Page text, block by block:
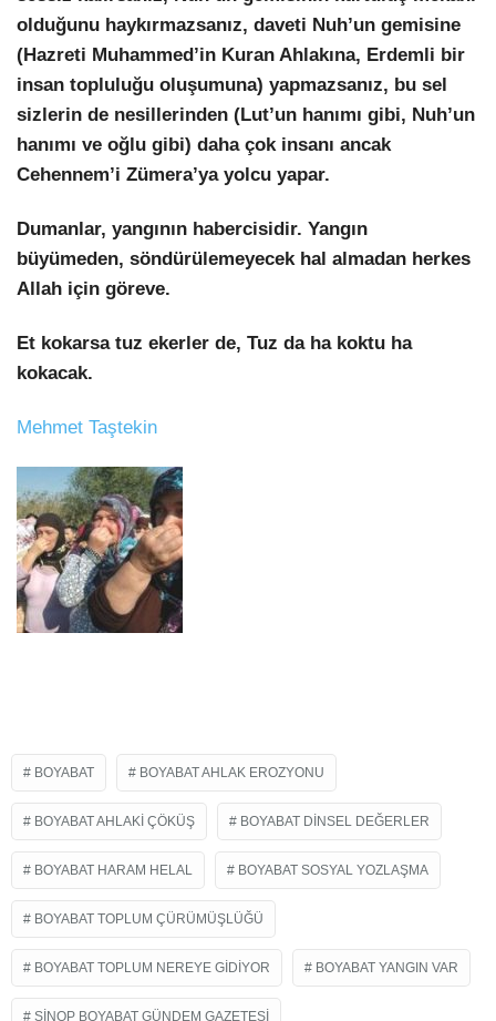
olduğunu haykırmazsanız, daveti Nuh’un gemisine
(Hazreti Muhammed’in Kuran Ahlakına, Erdemli bir
insan topluluğu oluşumuna) yapmazsanız, bu sel
sizlerin de nesillerinden (Lut’un hanımı gibi, Nuh’un
hanımı ve oğlu gibi) daha çok insanı ancak
Cehennem’i Zümera’ya yolcu yapar.
Dumanlar, yangının habercisidir. Yangın
büyümeden, söndürülemeyecek hal almadan herkes
Allah için göreve.
Et kokarsa tuz ekerler de, Tuz da ha koktu ha
kokacak.
Mehmet Taştekin
BOYABAT BOYABAT AHLAK EROZYONU
BOYABAT AHLAKI ÇÖKÜŞ BOYABAT DINSEL DEĞERLER
BOYABAT HARAM HELAL BOYABAT SOSYAL YOZLAŞMA
BOYABAT TOPLUM ÇÜRÜMÜŞLÜĞÜ
BOYABAT TOPLUM NEREYE GIDIYOR BOYABAT YANGIN VAR
SINOP BOYABAT GÜNDEM GAZETESI